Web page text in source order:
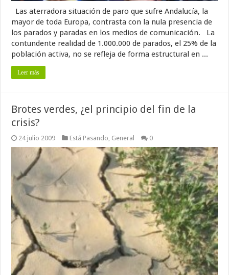
Las aterradora situación de paro que sufre Andalucía, la
mayor de toda Europa, contrasta con la nula presencia de
los parados y paradas en los medios de comunicación. La
contundente realidad de 1.000.000 de parados, el 25% de la
población activa, no se refleja de forma estructural en ...
Leer más
Brotes verdes, ¿el principio del fin de la
crisis?
24 julio 2009 Está Pasando General 0